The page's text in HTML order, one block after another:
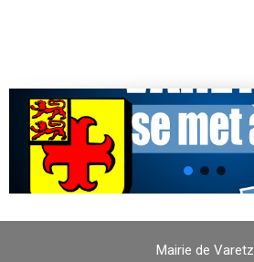
Mairie de Varetz